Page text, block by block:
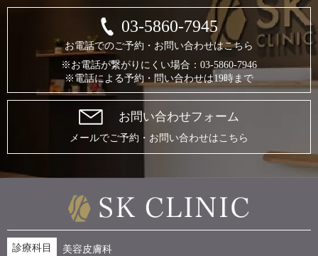
03-5860-7945
お電話でのご予約・お問い合わせはこちら
※お電話が繋がりにくい場合：03-5860-7946
※電話による予約・問い合わせは19時まで
お問い合わせフォーム
メールでご予約・お問い合わせはこちら
診療科目 美容皮膚科